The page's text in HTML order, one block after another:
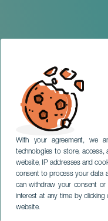
With your agreement, we
technologies to store, access,
website, IP addresses and
consent to process your data
can withdraw your consent
interest at any time by clicking
website.Пальмас-
ГРАН-КАНАРИЯ